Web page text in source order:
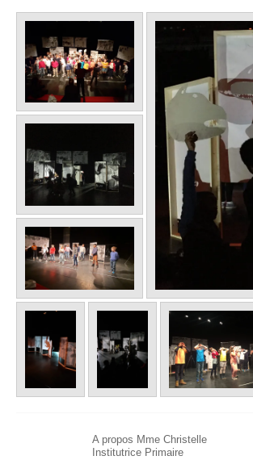
A propos Mme Christelle
Institutrice Primaire